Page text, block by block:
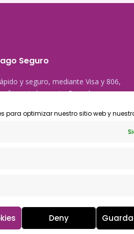
para optimizar nuestro sitio web y
Deny
Seguro
y seguro, mediante Visa y 806,
bancaria, Paypal